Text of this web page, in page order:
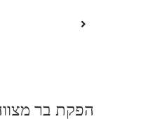
הפקת בר